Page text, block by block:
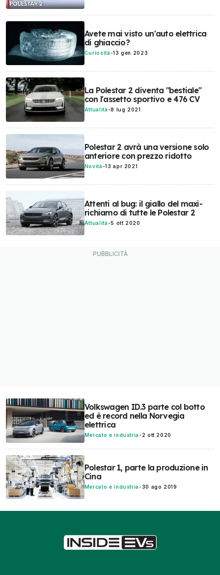
Avete mai visto un'auto elettrica
di ghiaccio?
Curiosità -13 gen 2023
La Polestar 2 diventa "bestiale"
con l'assetto sportivo e 476 CV
Attualità -8 lug 2021
Polestar 2 avrà una versione solo
anteriore con prezzo ridotto
Novità -13 apr 2021
Attenti al bug: il giallo del maxi-
richiamo di tutte le Polestar 2
Attualità -5 ott 2020
Volkswagen ID.3 parte col botto
ed è record nella Norvegia
elettrica
Mercato e industria - 2 ott 2020
Polestar 1, parte la produzione in
Cina
Mercato e industria -30 ago 2019